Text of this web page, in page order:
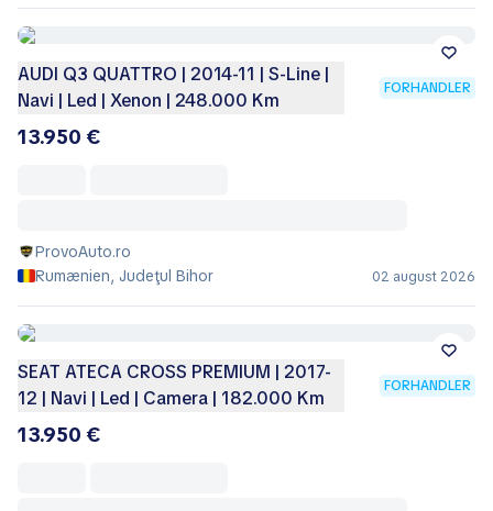
AUDI Q3 QUATTRO | 2014-11 | S-Line |
Navi | Led | Xenon | 248.000 Km
FORHANDLER
13.950 €
ProvoAuto.ro
Rumænien, Judeţul Bihor
02 august 2026
SEAT ATECA CROSS PREMIUM | 2017-
12 | Navi | Led | Camera | 182.000 Km
FORHANDLER
13.950 €